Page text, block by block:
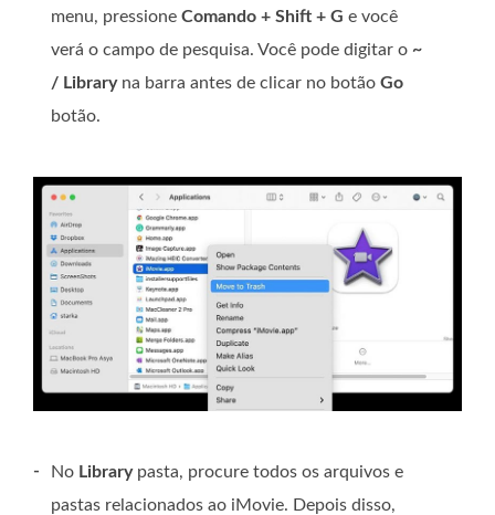
menu, pressione Comando + Shift + G e você
verá o campo de pesquisa. Você pode digitar o ~
/ Libraryna barra antes de clicar no botão Go
botão.
- No Librarypasta, procure todos os arquivos e
pastas relacionados ao iMovie. Depois disso,